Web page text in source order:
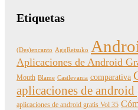
Etiquetas
(Des)encanto AggRetsuko
Aplicaciones de Android
Mouth Blame Castlevania comparativa
aplicaciones de android
aplicaciones de android gratis Vol 35